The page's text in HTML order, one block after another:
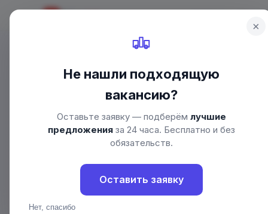
Главная / Вакансии Ханты-Мансийск/ Водитель
Водитель
Вакансии «Водитель погрузчика» — Ханты-
вакансиясредняя зарплатамаксимальная
×
Не нашли подходящую
вакансию?
Оставьте заявку — подберём лучшие
предложенияза 24 часа. Бесплатно и без
обязательств.
Оставить заявку
Нет, спасибо